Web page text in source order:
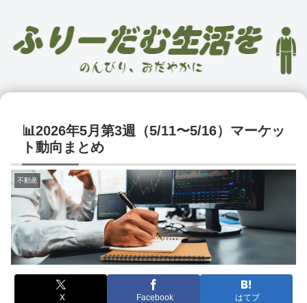
📊2026年5月第3週（5/11〜5/16）マーケッ
ト動向まとめ
不動産
X Facebook はてブ